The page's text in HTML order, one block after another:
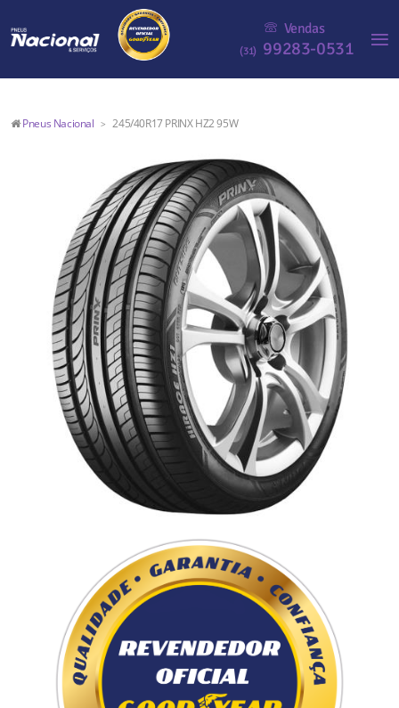
Vendas
(31) 99283-0531
Pneus Nacional > 245/40R17 PRINX HZ2 95W